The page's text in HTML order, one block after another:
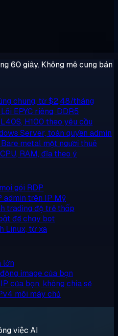
60 giây. Không mê cung bán
chung, từ $2,48/tháng
Lõi EPYC riêng, DDR5
H100 theo yêu cầu
Server, toàn quyền admin
Bare metal một người thuê
RAM, đĩa theo ý
gói RDP
admin trên IP Mỹ
trading độ trễ thấp
để chạy bot
Linux, từ xa
lớn
image của bạn
IP của bạn, không chia sẻ
mỗi máy chủ
việc AI